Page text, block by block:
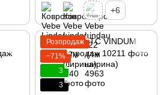
+6
Розпродаж
−71%
3
3